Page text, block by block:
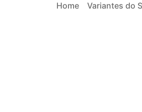
Home Variantes do